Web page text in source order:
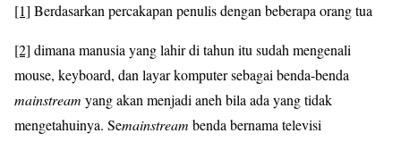
[1] Berdasarkan percakapan penulis dengan beberapa orang tua
[2] dimana manusia yang lahir di tahun itu sudah mengenali
mouse, keyboard, dan layar komputer sebagai benda-benda
mainstream yang akan menjadi aneh bila ada yang tidak
mengetahuinya. Semainstream benda bernama televisi